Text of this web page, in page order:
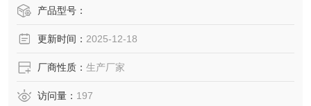
求，一套融合传感技术与智能分析算法的电力保障解决方
的实时状态感知与隐患预警，为各类高要求场景提供定制化
产品型号：
更新时间： 2025-12-18
厂商性质： 生产厂家
访问量： 197